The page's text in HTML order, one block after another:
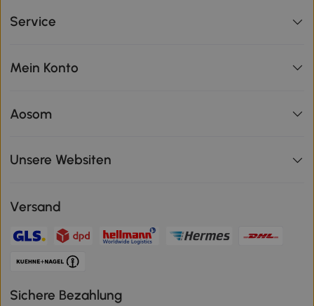
Service
Mein Konto
Aosom
Unsere Websiten
Versand
Sichere Bezahlung